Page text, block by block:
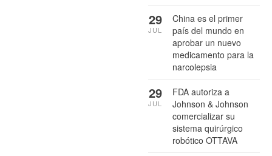
China es el primer
país del mundo en
aprobar un nuevo
medicamento para la
narcolepsia
29
JUL
FDA autoriza a
Johnson & Johnson
comercializar su
sistema quirúrgico
robótico OTTAVA
29
JUL